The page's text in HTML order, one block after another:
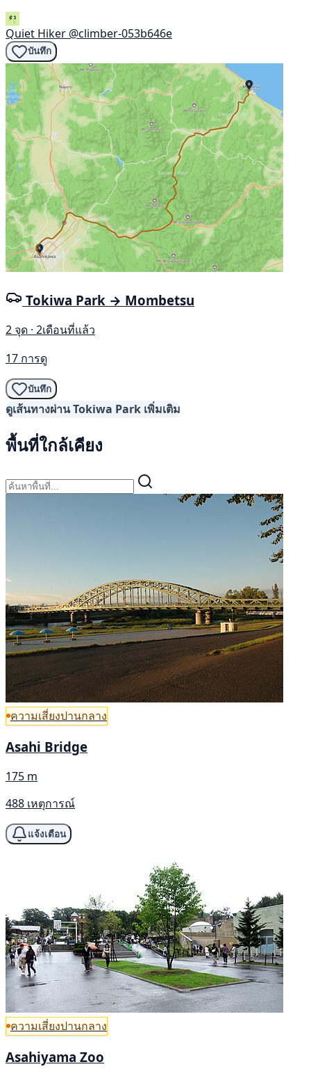
Quiet Hiker @climber-053b646e
บันทึก
Tokiwa Park → Mombetsu
2 จุด · 2เดือนที่แล้ว
17 การดู
บันทึก
ดูเส้นทางผ่าน Tokiwa Park เพิ่มเติม
พื้นที่ใกล้เคียง
ความเสี่ยงปานกลาง
Asahi Bridge
175 m
488 เหตุการณ์
แจ้งเตือน
ความเสี่ยงปานกลาง
Asahiyama Zoo